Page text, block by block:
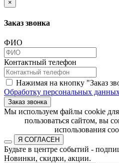
×
Заказ звонка
ФИО
Контактный телефон
Нажимая на кнопку "Заказ
Обработку персональных
Заказ звонка
​​​​​​​Мы используем файлы cookie
пользоваться сайтом, вы
использования
Я СОГЛАСЕН
Будьте в центре событий -
Новинки, скидки, акции.